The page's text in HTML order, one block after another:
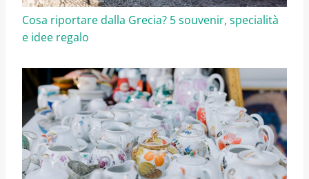
Cosa riportare dalla Grecia? 5 souvenir, specialità
e idee regalo